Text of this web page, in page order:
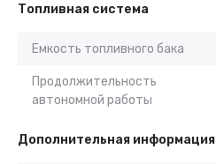
Топливная система
Емкость топливного бака
Продолжительность
автономной работы
Дополнительная информация